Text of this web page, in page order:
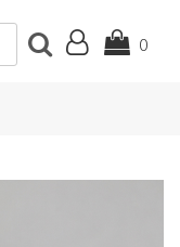
0